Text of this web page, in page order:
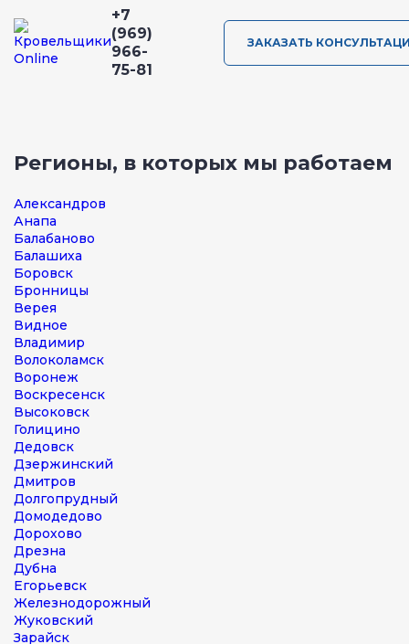
+7
(969)
966-
75-81
ЗАКАЗАТЬ
Регионы, в которых мы работаем
Александров
Анапа
Балабаново
Балашиха
Боровск
Бронницы
Верея
Видное
Владимир
Волоколамск
Воронеж
Воскресенск
Высоковск
Голицино
Дедовск
Дзержинский
Дмитров
Долгопрудный
Домодедово
Дорохово
Дрезна
Дубна
Егорьевск
Железнодорожный
Жуковский
Зарайск